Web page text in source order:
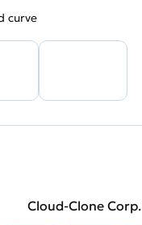
curve
Cloud-Clone Corp.